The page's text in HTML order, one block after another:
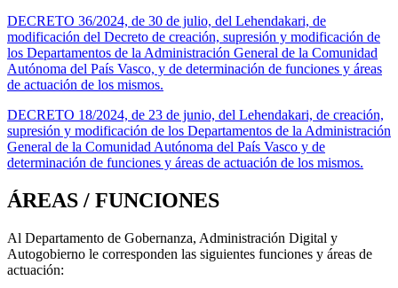
DECRETO 36/2024, de 30 de julio, del Lehendakari, de
modificación del Decreto de creación, supresión y modificación de
los Departamentos de la Administración General de la Comunidad
Autónoma del País Vasco, y de determinación de funciones y áreas
de actuación de los mismos.
DECRETO 18/2024, de 23 de junio, del Lehendakari, de creación,
supresión y modificación de los Departamentos de la Administración
General de la Comunidad Autónoma del País Vasco y de
determinación de funciones y áreas de actuación de los mismos.
ÁREAS / FUNCIONES
Al Departamento de Gobernanza, Administración Digital y
Autogobierno le corresponden las siguientes funciones y áreas de
actuación: